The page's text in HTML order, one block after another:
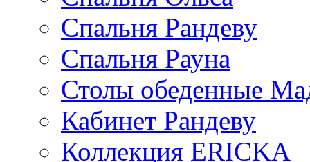
Спальня Рандеву
Спальня Рауна
Столы обеденные
Кабинет Рандеву
Коллекция ERICKA